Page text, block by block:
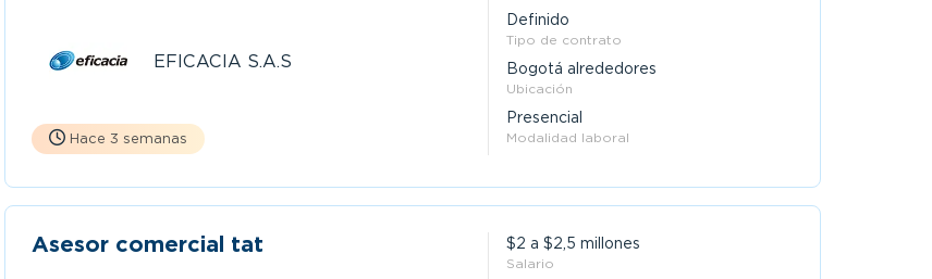
EFICACIA S.A.S
Hace 3 semanas
Definido
Tipo de contrato
Bogotá alrededores
Ubicación
Presencial
Modalidad laboral
Asesor comercial tat $2 a $2,5 millones
Salario